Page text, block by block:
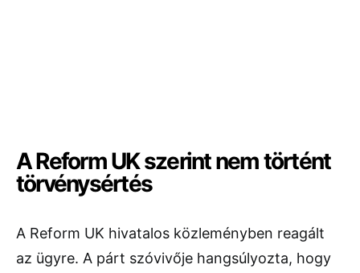
A Reform UK szerint nem történt
törvénysértés
A Reform UK hivatalos közleményben reagált
az ügyre. A párt szóvivője hangsúlyozta, hogy